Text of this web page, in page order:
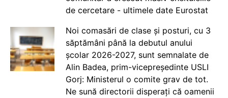
de cercetare - ultimele date Eurostat
Noi comasări de clase și posturi, cu 3
săptămâni până la debutul anului
școlar 2026-2027, sunt semnalate de
Alin Badea, prim-vicepreședinte USLI
Gorj: Ministerul o comite grav de tot.
Ne sună directorii disperați că oamenii